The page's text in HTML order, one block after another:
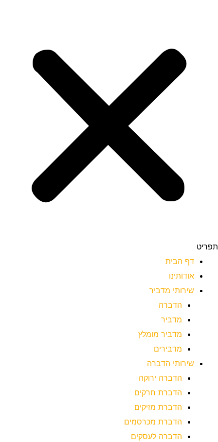
תפריט
דף הבית
אודותינו
שירותי מדביר
הדברה
מדביר
מדביר מומלץ
מדבירים
שירותי הדברה
הדברה ירוקה
הדברת חרקים
הדברת מזיקים
הדברת מכרסמים
הדברה לעסקים